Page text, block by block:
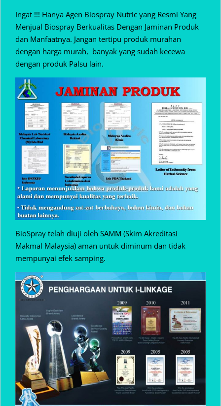
Ingat !!! Hanya Agen Biospray Nutric yang Resmi Yang
Menjual Biospray Berkualitas Dengan Jaminan Produk
dan Manfaatnya. Jangan tertipu produk murahan
dengan harga murah, banyak yang sudah kecewa
dengan produk Palsu lain.
BioSpray telah diuji oleh SAMM (Skim Akreditasi
Makmal Malaysia) aman untuk diminum dan tidak
mempunyai efek samping.